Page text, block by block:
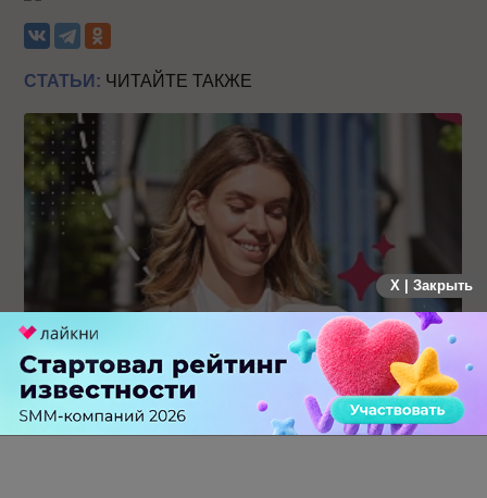
СТАТЬИ: ЧИТАЙТЕ ТАКЖЕ
Каким брендам действительно нужны mobile push-
коммуникации, а для кого это – лишняя трата ресурсов
X | Закрыть